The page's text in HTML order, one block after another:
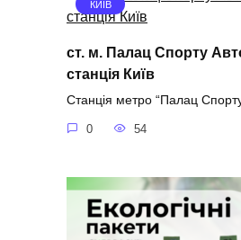
КИЇВ
ст. м. Палац Спорту
станція Київ
Станція метро “Палац
0 54